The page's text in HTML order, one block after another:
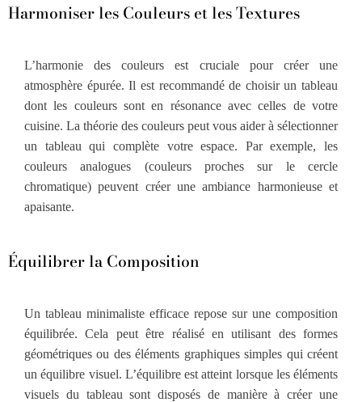
Harmoniser les Couleurs et les Textures
L’harmonie des couleurs est cruciale pour créer une
atmosphère épurée. Il est recommandé de choisir un tableau
dont les couleurs sont en résonance avec celles de votre
cuisine. La théorie des couleurs peut vous aider à sélectionner
un tableau qui complète votre espace. Par exemple, les
couleurs analogues (couleurs proches sur le cercle
chromatique) peuvent créer une ambiance harmonieuse et
apaisante.
Équilibrer la Composition
Un tableau minimaliste efficace repose sur une composition
équilibrée. Cela peut être réalisé en utilisant des formes
géométriques ou des éléments graphiques simples qui créent
un équilibre visuel. L’équilibre est atteint lorsque les éléments
visuels du tableau sont disposés de manière à créer une